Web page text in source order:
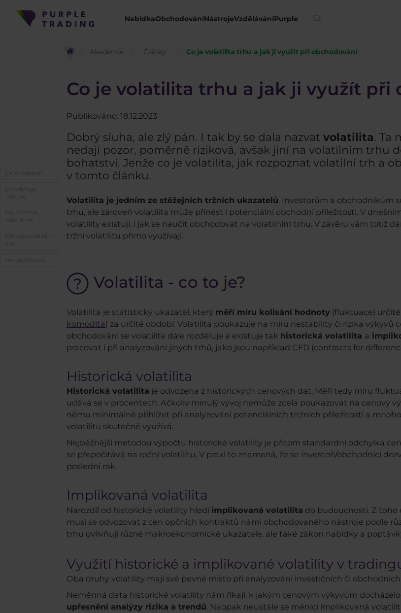
NabídkaObchodováníNástrojeVzděláváníPurple
Akademie Články Co je volatilita trhu a jak ji využít při obchodování
Co je volatilita trhu a jak ji využít při
Publikováno: 18.12.2023
Dobrý sluha, ale zlý pán. I tak by se dala nazvat volatilita. Ta
nedají pozor, poměrně riziková, avšak jiní na volatilním trhu
bohatství. Jenže co je volatilita, jak rozpoznat volatilní trh a
v tomto článku.
Volatilita je jedním ze stěžejních tržních ukazatelů. Investorům a obchodníkům
trhu, ale zároveň volatilita může přinést i potenciální obchodní příležitosti. V
volatility existují, i jak se naučit obchodovat na volatilním trhu. V závěru vám totiž
tržní volatilitu přímo využívají.
Volatilita - co to je?
Volatilita je statistický ukazatel, který měří míru kolisání hodnoty (fluktuace)
komodita) za určité období. Volatilita poukazuje na míru nestability či rizika výkyvů
obchodování se volatilita dále rozděluje a existuje tak historická volatilita a
pracovat i při analyzování jiných trhů, jako jsou například CFD (contracts for
Historická volatilita
Historická volatilita je odvozena z historických cenových dat. Měří tedy míru
udává se v procentech. Ačkoliv minulý vývoj nemůže zcela poukazovat na cenový
němu minimálně přihlížet při analyzování potenciálních trržních příležitostí a
volatilitu skutečně využívá.
Nejběžnější metodou výpočtu historické volatility je přitom standardní odchylka
se přepočítává na roční volatilitu. V praxi to znamená, že se investoři/obchodníci
poslední rok.
Implikovaná volatilita
Narozdíl od historické volatility hledí implikovaná volatilita do budoucnosti. Z toho
musí se odvozovat z cen opčních kontraktů námi obchodovaného nástroje podle
trhu ovlivňují různé makroekonomické ukazatele, ale také zákon nabídky a
Využití historické a implikované volatility v
Oba druhy volatility mají své pevné místo při analyzování investičních či
Neměnná data historické volatility nám říkají, k jakým cenovým výkyvům
upřesnění analýzy rizika a trendů. Naopak neustále se měnící implikovaná